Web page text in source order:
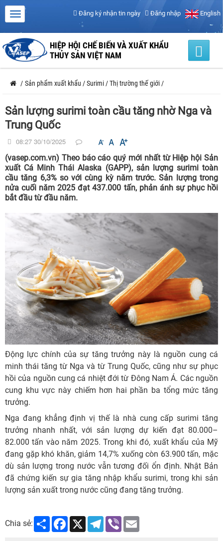
Đăng ký nhận tin ngày Đăng nhập English
HIỆP HỘI CHẾ BIẾN VÀ XUẤT KHẨU
THỦY SẢN VIỆT NAM
/ Sản phẩm xuất khẩu /Surimi /Thị trường thế giới /
Sản lượng surimi toàn cầu tăng nhờ Nga và
Trung Quốc
08:27 30/10/2025
(vasep.com.vn) Theo báo cáo quý mới nhất từ Hiệp hội Sản
xuất Cá Minh Thái Alaska (GAPP), sản lượng surimi toàn
cầu tăng 6,3% so với cùng kỳ năm trước. Sản lượng trong
nửa cuối năm 2025 đạt 437.000 tấn, phản ánh sự phục hồi
bắt đầu từ đầu năm.
Động lực chính của sự tăng trưởng này là nguồn cung cá
minh thái tăng từ Nga và từ Trung Quốc, cũng như sự phục
hồi của nguồn cung cá nhiệt đới từ Đông Nam Á. Các nguồn
cung khu vực này chiếm hơn hai phần ba tổng mức tăng
trưởng.
Nga đang khẳng định vị thế là nhà cung cấp surimi tăng
trưởng nhanh nhất, với sản lượng dự kiến ​​đạt 80.000–
82.000 tấn vào năm 2025. Trong khi đó, xuất khẩu của Mỹ
đang gặp khó khăn, giảm 14,7% xuống còn 63.900 tấn, mặc
dù sản lượng trong nước vẫn tương đối ổn định. Nhật Bản
đã chứng kiến ​​sự gia tăng nhập khẩu surimi, trong khi sản
lượng sản xuất trong nước cũng đang tăng trưởng.
Chia sẻ: Share Facebook
X Telegram
Viber